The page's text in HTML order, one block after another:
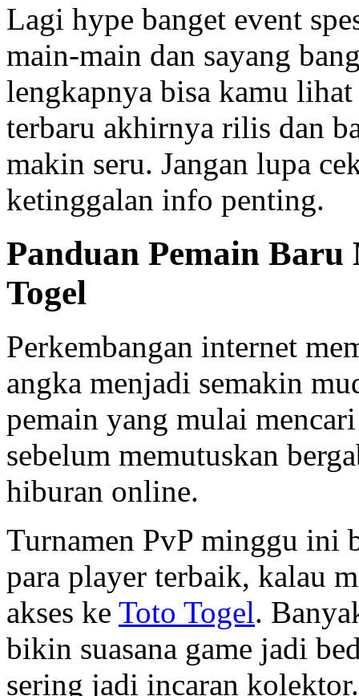
Lagi hype banget event
main-main dan sayang
lengkapnya bisa kamu
terbaru akhirnya rilis dan
makin seru. Jangan lupa
ketinggalan info penting.
Panduan Pemain
Togel
Perkembangan internet
angka menjadi semakin
pemain yang mulai
sebelum memutuskan
hiburan online.
Turnamen PvP minggu ini
para player terbaik, kalau
akses ke Toto Togel.
bikin suasana game jadi
sering jadi incaran kolektor.